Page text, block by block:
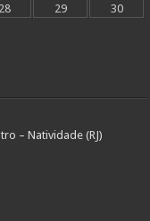
28 29
30
– Natividade (RJ)